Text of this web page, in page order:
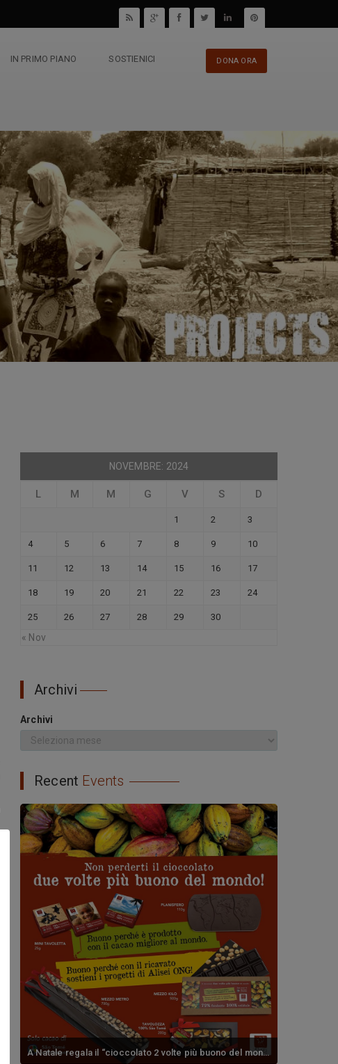
DONA ORA
IN PRIMO PIANO SOSTIENICI
NOVEMBRE: 2024
L M M G V S D
« Nov
1 2 3
4 5 6 7 8 9 10
11 12 13 14 15 16 17
18 19 20 21 22 23 24
25 26 27 28 29 30
Archivi
Archivi
Recent Events
A Natale regala il “cioccolato 2 volte più buono del mondo”!